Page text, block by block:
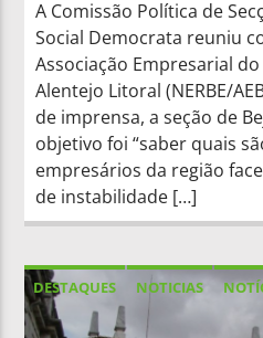
A Comissão Política de
Social Democrata reuniu
Associação Empresarial
Alentejo Litoral (NERBE/
de imprensa, a seção de
objetivo foi “saber quais
empresários da região
de instabilidade […]
DESTAQUES NOTICIAS
NOTÍCIAS NACIONAIS